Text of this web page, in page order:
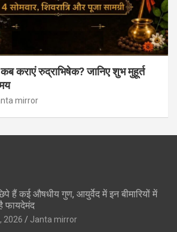
कराएं रुद्राभिषेक? जानिए शुभ मुहूर्त
mirror
हैं कई औषधीय गुण, आयुर्वेद में इन बीमारियों में
फायदेमंद
2026 Janta mirror